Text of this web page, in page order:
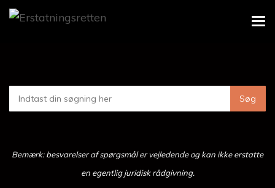
Skip
Bemærk: besvarelser af spørgsmål er vejledende og kan ikke erstatte
en egentlig juridisk rådgivning.